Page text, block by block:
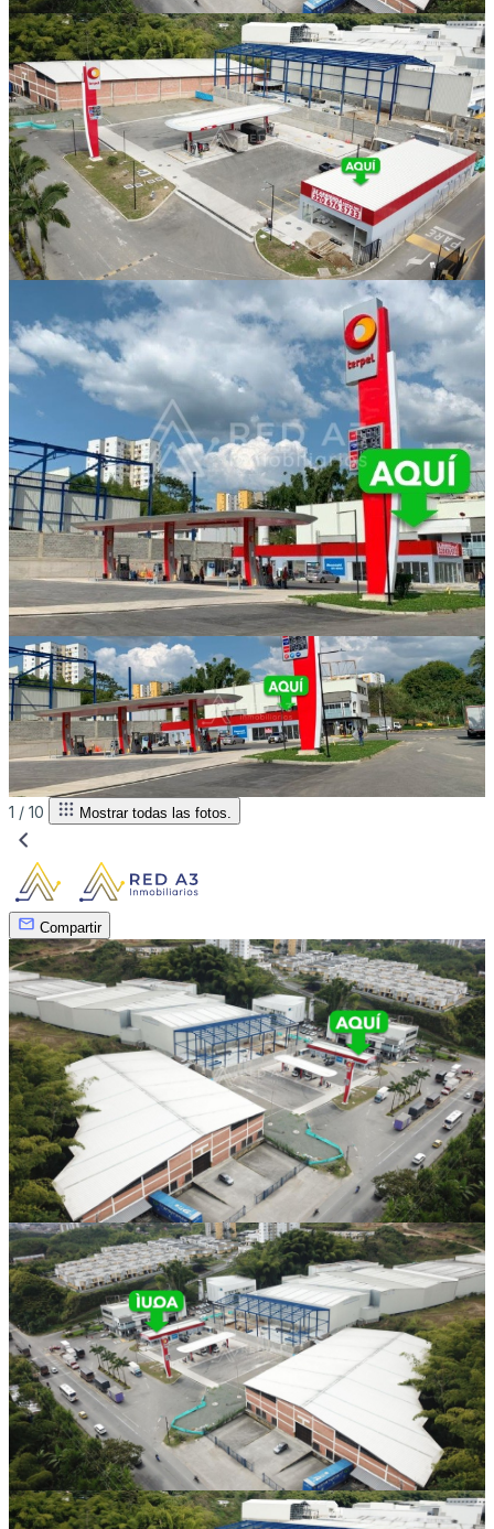
1 / 10 Mostrar todas las fotos.
Compartir